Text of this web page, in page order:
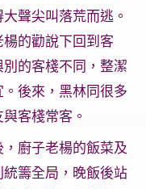
聲尖叫落荒而逃。
的勸說下回到客
的客棧不同，整潔
後來，黑林同很多
客棧常客。
廚子老楊的飯菜及
籌全局，晚飯後站